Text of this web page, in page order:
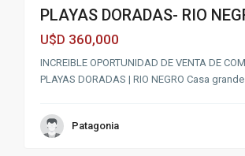
PLAYAS DORADAS- RIO
U$D 360,000
INCREIBLE OPORTUNIDAD DE VENTA DE
PLAYAS DORADAS | RIO NEGRO Casa
Patagonia